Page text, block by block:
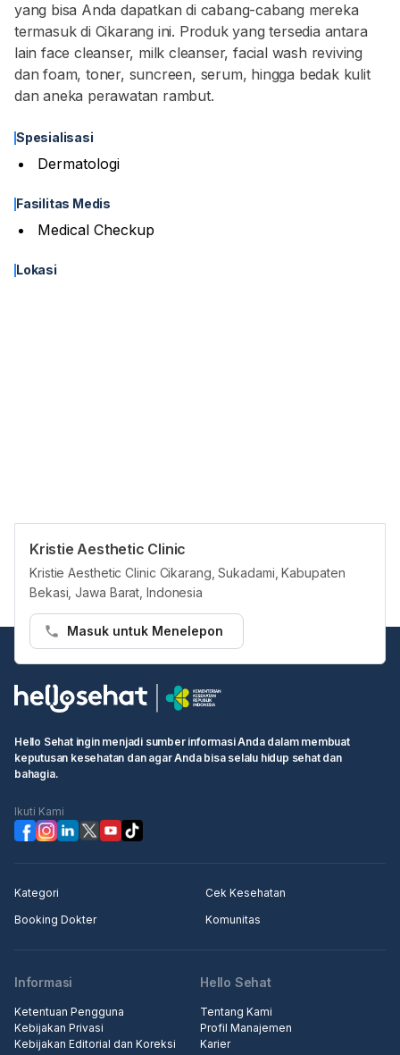
yang bisa Anda dapatkan di cabang-cabang mereka
termasuk di Cikarang ini. Produk yang tersedia antara
lain face cleanser, milk cleanser, facial wash reviving
dan foam, toner, suncreen, serum, hingga bedak kulit
dan aneka perawatan rambut.
Spesialisasi
Dermatologi
Fasilitas Medis
Medical Checkup
Lokasi
Kristie Aesthetic Clinic
Kristie Aesthetic Clinic Cikarang, Sukadami, Kabupaten
Bekasi, Jawa Barat, Indonesia
Masuk untuk Menelepon
Panduan Pasien
Hello Sehat ingin menjadi sumber informasi Anda dalam membuat
keputusan kesehatan dan agar Anda bisa selalu hidup sehat dan
bahagia.
Ikuti Kami
Kategori
Cek Kesehatan
Booking Dokter
Komunitas
Informasi
Ketentuan Pengguna
Kebijakan Privasi
Kebijakan Editorial dan Koreksi
Hello Sehat
Tentang Kami
Profil Manajemen
Karier